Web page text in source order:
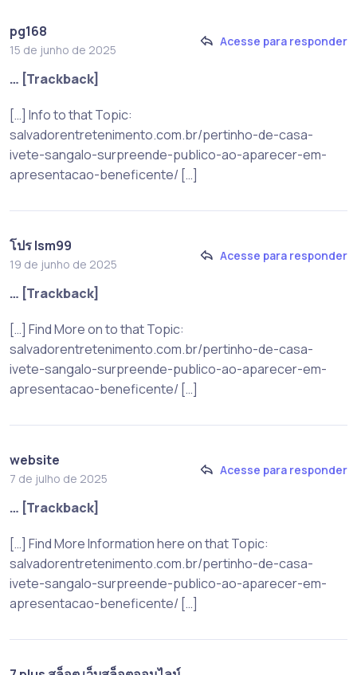
pg168
15 de junho de 2025
Acesse para responder
… [Trackback]
[…] Info to that Topic:
salvadorentretenimento.com.br/pertinho-de-casa-
ivete-sangalo-surpreende-publico-ao-aparecer-em-
apresentacao-beneficente/ […]
โปร lsm99
19 de junho de 2025
Acesse para responder
… [Trackback]
[…] Find More on to that Topic:
salvadorentretenimento.com.br/pertinho-de-casa-
ivete-sangalo-surpreende-publico-ao-aparecer-em-
apresentacao-beneficente/ […]
website
7 de julho de 2025
Acesse para responder
… [Trackback]
[…] Find More Information here on that Topic:
salvadorentretenimento.com.br/pertinho-de-casa-
ivete-sangalo-surpreende-publico-ao-aparecer-em-
apresentacao-beneficente/ […]